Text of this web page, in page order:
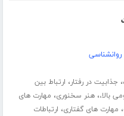
، جذابیت در رفتار، ارتباط بین
بالا،،هنر سخنوری، مهارت های
، مهارت های گفتاری، ارتباطات